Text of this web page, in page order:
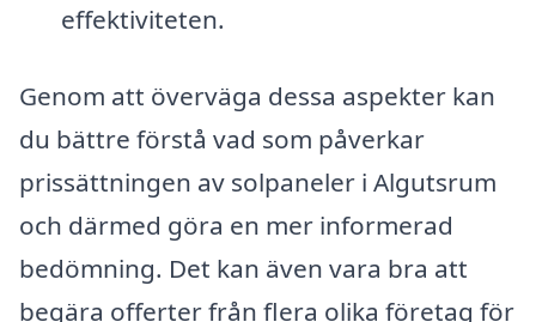
effektiviteten.
Genom att överväga dessa aspekter kan
du bättre förstå vad som påverkar
prissättningen av solpaneler i Algutsrum
och därmed göra en mer informerad
bedömning. Det kan även vara bra att
begära offerter från flera olika företag för